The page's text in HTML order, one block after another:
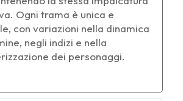
Ogni trama è unica e
con variazioni nella dinamica
negli indizi e nella
dei personaggi.